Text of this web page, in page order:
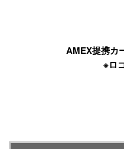
AMEX提携カ
※ロ